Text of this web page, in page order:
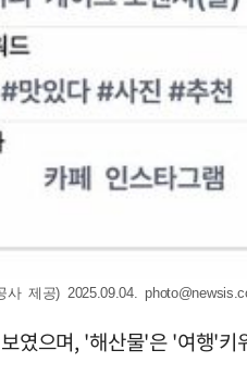
사 제공) 2025.09.04.
으며, '해산물'은 '여행'